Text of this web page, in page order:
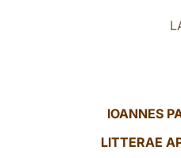
IOANNES
LITTERAE